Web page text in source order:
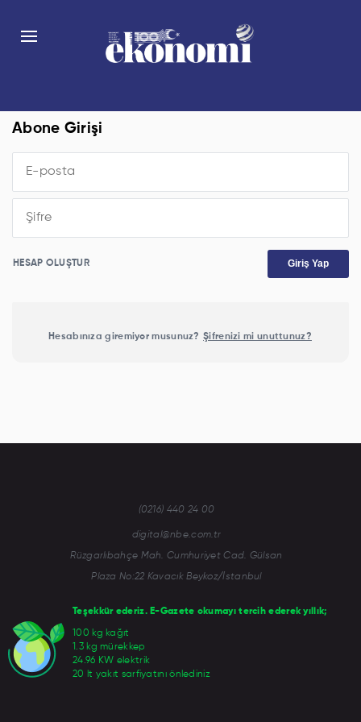
Abone Girişi
HESAP OLUŞTUR Giriş Yap
Hesabınıza giremiyor musunuz? Şifrenizi mi unuttunuz?
Teşekkür ederiz. E-Gazete okumayı tercih ederek yıllık;
100 kg kağıt
1.3 kg mürekkep
24.96 KW elektrik
20 lt yakıt sarfiyatını önlediniz
(0216) 440 24 00
digital@nbe.com.tr
Rüzgarlıbahçe Mah. Cumhuriyet Cad. Gülsan
Plaza No:22 Kavacık Beykoz/İstanbul